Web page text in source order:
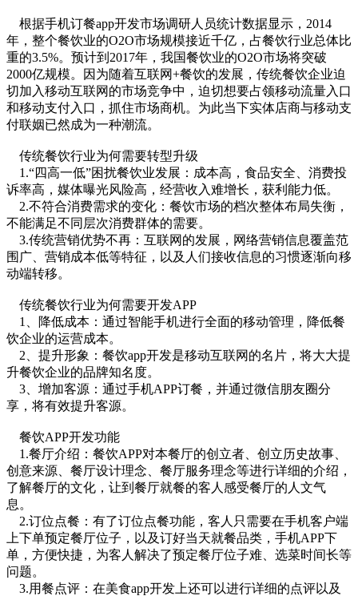
根据手机订餐app开发市场调研人员统计数据显示，2014
年，整个餐饮业的O2O市场规模接近千亿，占餐饮行业总体比
重的3.5%。预计到2017年，我国餐饮业的O2O市场将突破
2000亿规模。因为随着互联网+餐饮的发展，传统餐饮企业迫
切加入移动互联网的市场竞争中，迫切想要占领移动流量入口
和移动支付入口，抓住市场商机。为此当下实体店商与移动支
付联姻已然成为一种潮流。
传统餐饮行业为何需要转型升级
1.“四高一低”困扰餐饮业发展：成本高，食品安全、消费投
诉率高，媒体曝光风险高，经营收入难增长，获利能力低。
2.不符合消费需求的变化：餐饮市场的档次整体布局失衡，
不能满足不同层次消费群体的需要。
3.传统营销优势不再：互联网的发展，网络营销信息覆盖范
围广、营销成本低等特征，以及人们接收信息的习惯逐渐向移
动端转移。
传统餐饮行业为何需要开发APP
1、降低成本：通过智能手机进行全面的移动管理，降低餐
饮企业的运营成本。
2、提升形象：餐饮app开发是移动互联网的名片，将大大提
升餐饮企业的品牌知名度。
3、增加客源：通过手机APP订餐，并通过微信朋友圈分
享，将有效提升客源。
餐饮APP开发功能
1.餐厅介绍：餐饮APP对本餐厅的创立者、创立历史故事、
创意来源、餐厅设计理念、餐厅服务理念等进行详细的介绍，
了解餐厅的文化，让到餐厅就餐的客人感受餐厅的人文气
息。
2.订位点餐：有了订位点餐功能，客人只需要在手机客户端
上下单预定餐厅位子，以及订好当天就餐品类，手机APP下
单，方便快捷，为客人解决了预定餐厅位子难、选菜时间长等
问题。
3.用餐点评：在美食app开发上还可以进行详细的点评以及